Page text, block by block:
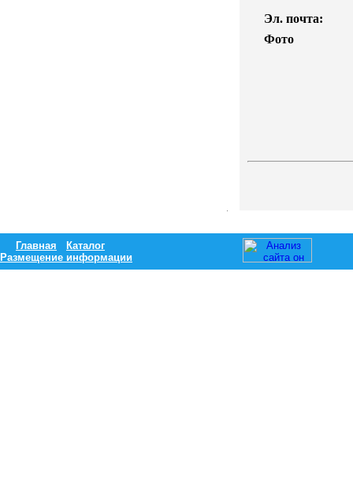
Эл. почта:
Фото
Главная
Каталог
Размещение информации